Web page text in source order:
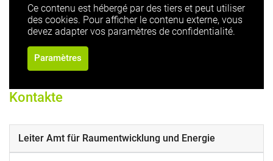
Ce contenu est hébergé par des tiers et peut utiliser
des cookies. Pour afficher le contenu externe, vous
devez adapter vos paramètres de confidentialité.
Paramètres
Kontakte
Leiter Amt für Raumentwicklung und Energie